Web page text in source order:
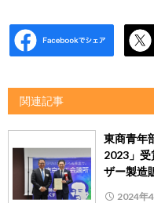
関連記事
東商青年
2023」
ザー製造
2024年